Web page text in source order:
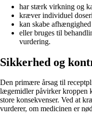
har stærk virkning og
kræver individuel
kan skabe
eller bruges til
vurdering.
Sikkerhed og
Den primære årsag til
lægemidler påvirker kroppen
store konsekvenser. Ved at
vurderer, om medicinen er